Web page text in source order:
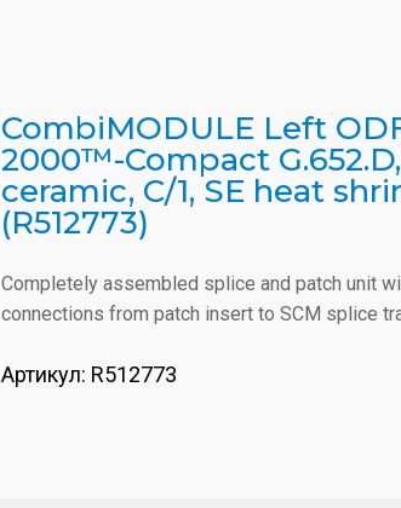
CombiMODULE Left
2000™-Compact
ceramic, C/1, SE heat
(R512773)
Completely assembled splice and patch unit
connections from patch insert to SCM splice
Артикул: R512773